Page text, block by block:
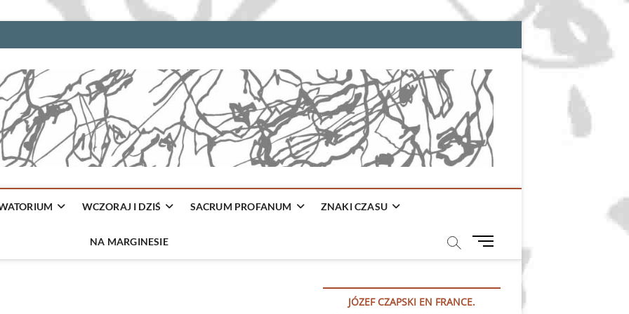
WCZORAJ I DZIŚ SACRUM PROFANUM ZNAKI CZASU
NA MARGINESIE
M
u
JÓZEF CZAPSKI EN FRANCE.